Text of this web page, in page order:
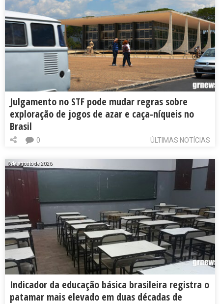
Julgamento no STF pode mudar regras sobre
exploração de jogos de azar e caça-níqueis no
Brasil
ÚLTIMAS NOTÍCIAS
0
6 de agosto de 2026
Indicador da educação básica brasileira registra o
patamar mais elevado em duas décadas de